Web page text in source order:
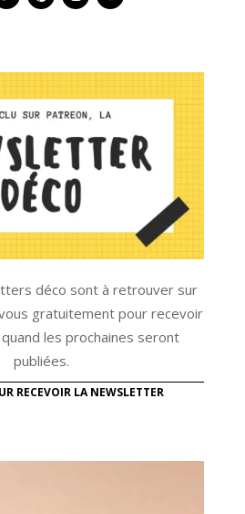
déco sont à retrouver sur
gratuitement pour recevoir
les prochaines seront
publiées.
RECEVOIR LA NEWSLETTER